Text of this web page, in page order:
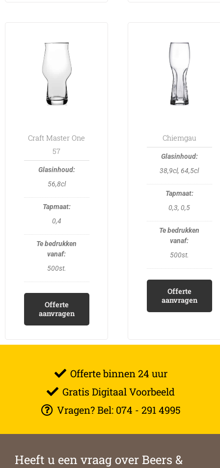
Craft Master One
57
56,8cl
0,4
500st.
Offerte
aanvragen
product
multiple
variants.
The
options
be
chosen
on
the
product
Chiemgau
38,9cl, 64,5cl
0,3, 0,5
500st.
Offerte
aanvragen
product
multiple
variants.
The
options
be
chosen
on
the
Offerte binnen 24 uur
Gratis Digitaal Voorbeeld
Vragen? Bel: 074 - 291 4995
Heeft u een vraag over Beers &